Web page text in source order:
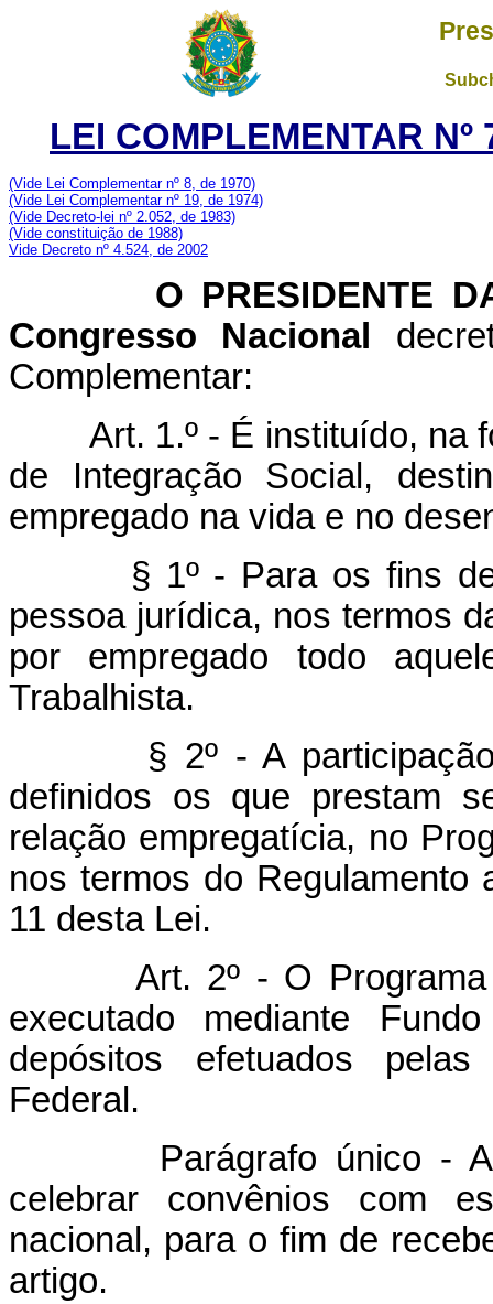
LEI COMPLEMENTAR
(Vide Lei Complementar nº 8, de 1970)
(Vide Lei Complementar nº 19, de 1974)
(Vide Decreto-lei nº 2.052, de 1983)
(Vide constituição de 1988)
Vide Decreto nº 4.524, de 2002
O PRESIDENTE DA
Congresso Nacional
Complementar:
Art. 1.º - É instituído, na
de Integração Social,
empregado na vida e no
§ 1º - Para os fins
pessoa jurídica, nos termos
por empregado todo
Trabalhista.
§ 2º - A participação
definidos os que prestam
relação empregatícia, no
nos termos do
11 desta Lei.
Art. 2º - O
executado mediante
depósitos efetuados
Federal.
Parágrafo único - A
celebrar convênios com
nacional, para o fim de
artigo.